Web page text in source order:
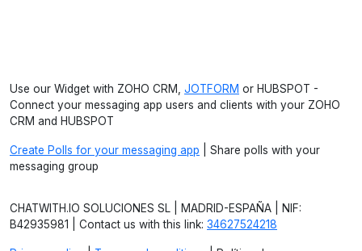
Use our Widget with ZOHO CRM, JOTFORM or HUBSPOT -
Connect your messaging app users and clients with your ZOHO
CRM and HUBSPOT
Create Polls for your messaging app | Share polls with your
messaging group
CHATWITH.IO SOLUCIONES SL | MADRID-ESPAÑA | NIF:
B42935981 | Contact us with this link: 34627524218